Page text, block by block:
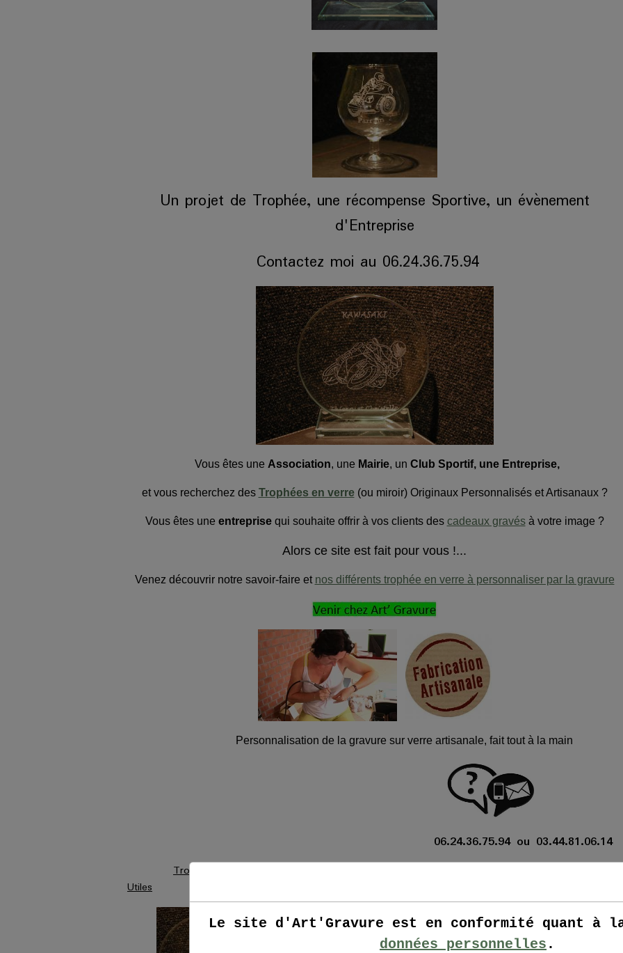
Un projet de Trophée, une récompense Sportive, un évènement
d'Entreprise
Contactez moi au 06.24.36.75.94
Vous êtes une Association, une Mairie, un Club Sportif, une Entreprise,
et vous recherchez des Trophées en verre(ou miroir) Originaux Personnalisés et Artisanaux ?
Vous êtes une entreprisequi souhaite offrir à vos clients des cadeaux gravésà votre image ?
Alors ce site est fait pour vous !...
Venez découvrir notre savoir-faire et nos différents trophée en verre à personnaliser par la gravure
Personnalisation de la gravure sur verre artisanale, fait tout à la main
06.24.36.75.94 ou 03.44.81.06.14
Trophée Classique
Utiles
Le site d'Art'Gravure est en conformité quant à
données personnelles .